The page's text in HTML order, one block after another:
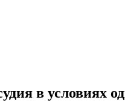
в условиях